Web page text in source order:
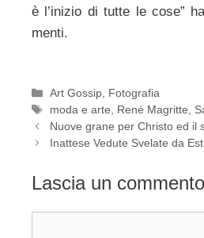
è l’inizio di tutte le cose”
menti.
Categorie
Art Gossip, Fotografia
Tag
moda e arte, René Magritte,
Nuove grane per Christo ed il
Inattese Vedute Svelate da
Lascia un commento